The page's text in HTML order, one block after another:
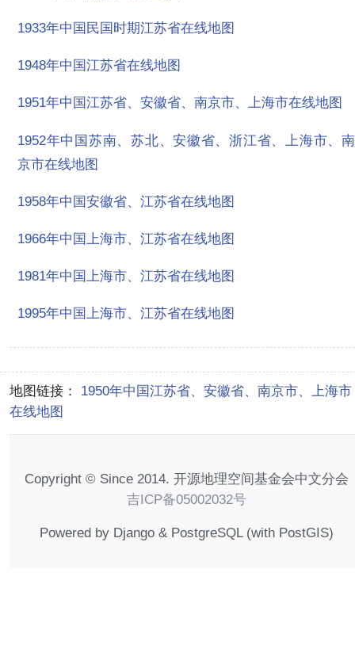
1933年中国民国时期江苏省在线地图
1948年中国江苏省在线地图
1951年中国江苏省、安徽省、南京市、上海市在线地图
1952年中国苏南、苏北、安徽省、浙江省、上海市、南
京市在线地图
1958年中国安徽省、江苏省在线地图
1966年中国上海市、江苏省在线地图
1981年中国上海市、江苏省在线地图
1995年中国上海市、江苏省在线地图
地图链接： 1950年中国江苏省、安徽省、南京市、上海市
在线地图
Copyright © Since 2014. 开源地理空间基金会中文分会
吉ICP备05002032号
Powered by Django & PostgreSQL (with PostGIS)